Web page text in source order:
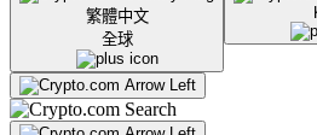
繁體中文
全球